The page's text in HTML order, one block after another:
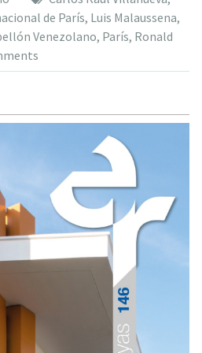
en
la
París
de París, Luis Malaussena,
Venezolano, París, Ronald